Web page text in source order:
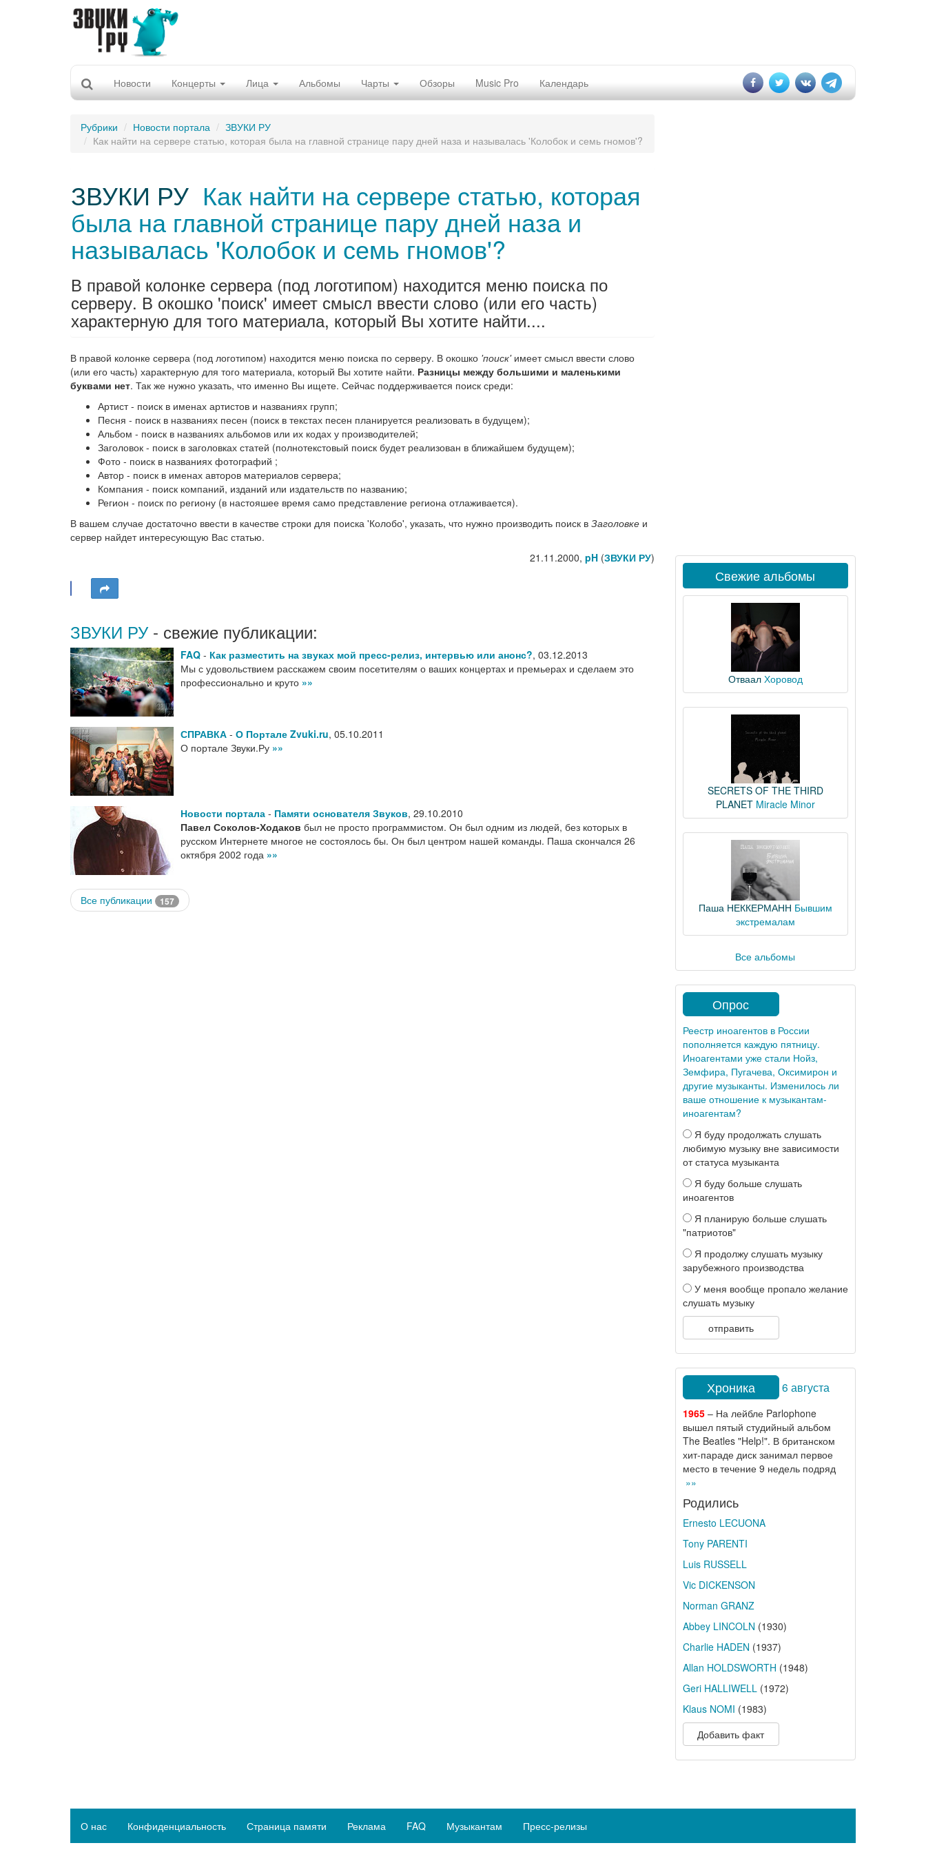
Новости Концерты Лица Альбомы Чарты Обзоры Music Pro Календарь
Рубрики Новости портала
ЗВУКИ РУ
Как найти на сервере статью, которая была на главной странице пару дней наза и называлась 'Колобок и семь гномов'?
ЗВУКИ РУ Как найти на сервере статью, которая
была на главной странице пару дней наза и
называлась 'Колобок и семь гномов'?
В правой колонке сервера (под логотипом) находится меню поиска по
серверу. В окошко 'поиск' имеет смысл ввести слово (или его часть)
характерную для того материала, который Вы хотите найти....
В правой колонке сервера (под логотипом) находится меню поиска по серверу. В окошко 'поиск'имеет смысл ввести слово
(или его часть) характерную для того материала, который Вы хотите найти. Разницы между большими и маленькими
буквами нет. Так же нужно указать, что именно Вы ищете. Сейчас поддерживается поиск среди:
Артист - поиск в именах артистов и названиях групп;
Песня - поиск в названиях песен (поиск в текстах песен планируется реализовать в будущем);
Альбом - поиск в названиях альбомов или их кодах у производителей;
Заголовок - поиск в заголовках статей (полнотекстовый поиск будет реализован в ближайшем будущем);
Фото - поиск в названиях фотографий ;
Автор - поиск в именах авторов материалов сервера;
Компания - поиск компаний, изданий или издательств по названию;
Регион - поиск по региону (в настояшее время само представление региона отлаживается).
В вашем случае достаточно ввести в качестве строки для поиска 'Колобо', указать, что нужно производить поиск в Заголовке и
сервер найдет интересующую Вас статью.
21.11.2000, pH(ЗВУКИ РУ)
ЗВУКИ РУ- свежие публикации:
FAQ - Как разместить на звуках мой пресс-релиз, интервью или анонс?, 03.12.2013
Мы с удовольствием расскажем своим посетителям о ваших концертах и премьерах и сделаем это
профессионально и круто »»
СПРАВКА - О Портале Zvuki.ru, 05.10.2011
О портале Звуки.Ру »»
Новости портала - Памяти основателя Звуков, 29.10.2010
Павел Соколов-Ходаков был не просто программистом. Он был одним из людей, без которых в
русском Интернете многое не состоялось бы. Он был центром нашей команды. Паша скончался 26
октября 2002 года »»
Все публикации 157
Свежие альбомы
Отваал Хоровод
SECRETS OF THE THIRD
PLANET Miracle Minor
Паша НЕККЕРМАНН Бывшим
экстремалам
Все альбомы
Опрос
Реестр иноагентов в России
пополняется каждую пятницу.
Иноагентами уже стали Нойз,
Земфира, Пугачева, Оксимирон и
другие музыканты. Изменилось ли
ваше отношение к музыкантам-
иноагентам?
Я буду продолжать слушать
любимую музыку вне зависимости
от статуса музыканта
Я буду больше слушать
иноагентов
Я планирую больше слушать
"патриотов"
Я продолжу слушать музыку
зарубежного производства
У меня вообще пропало желание
слушать музыку
отправить
Хроника 6 августа
1965– На лейбле Parlophone
вышел пятый студийный альбом
The Beatles "Help!". В британском
хит-параде диск занимал первое
место в течение 9 недель подряд
»»
Родились
Ernesto LECUONA
Tony PARENTI
Luis RUSSELL
Vic DICKENSON
Norman GRANZ
Abbey LINCOLN (1930)
Charlie HADEN (1937)
Allan HOLDSWORTH (1948)
Geri HALLIWELL(1972)
Klaus NOMI (1983)
Добавить факт
О нас Конфиденциальность Страница памяти Реклама FAQ Музыкантам Пресс-релизы